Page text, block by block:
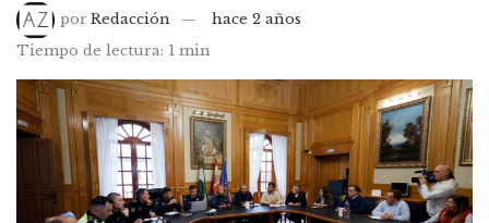
por Redacción
hace 2 años
Tiempo de lectura: 1 min